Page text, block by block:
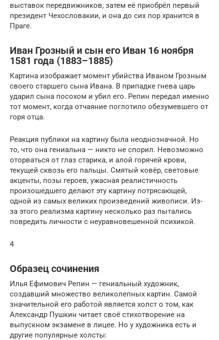
выставок передвижников, затем её приобрёл первый
президент Чехословакии, и она до сих пор хранится в
Праге.
Иван Грозный и сын его Иван 16 ноября
1581 года (1883–1885)
Картина изображает момент убийства Иваном Грозным
своего старшего сына Ивана. В припадке гнева царь
ударил сына посохом и убил его. Репин передал именно
тот момент, когда отчаяние поглотило обезумевшего от
горя отца.
Реакция публики на картину была неоднозначной. Но
то, что она гениальна — никто не спорил. Невозможно
оторваться от глаз старика, и алой горячей крови,
текущей сквозь его пальцы. Смятый ковёр, световые
акценты, позы героев, ужасная реалистичность
произошедшего делают эту картину потрясающей,
одной из самых великих произведений живописи. Из-
за этого реализма картину несколько раз пытались
повредить личности с неуравновешенной психикой.
4
Образец сочинения
Илья Ефимович Репин — гениальный художник,
создавший множество великолепных картин. Самой
значительной его работой является холст о том, как
Александр Пушкин читает своё стихотворение на
выпускном экзамене в лицее. Но у художника есть и
другие популярные холсты: